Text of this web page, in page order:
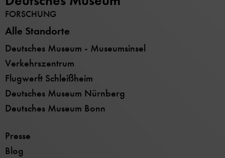
FORSCHUNG
Alle Standorte
Deutsches Museum - Museumsinsel
Verkehrszentrum
Flugwerft Schleißheim
Deutsches Museum Nürnberg
Deutsches Museum Bonn
Presse
Blog